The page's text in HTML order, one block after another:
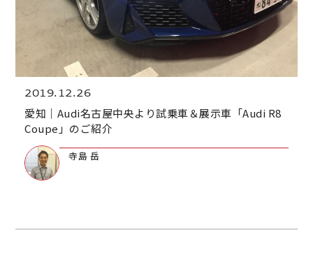
2019.12.26
愛知｜Audi名古屋中央より試乗車＆展示車「Audi R8
Coupe」のご紹介
寺島 岳